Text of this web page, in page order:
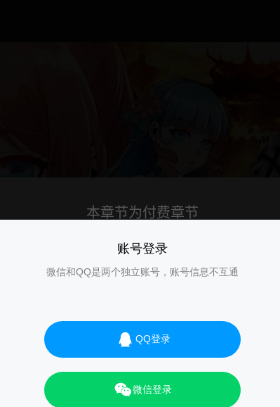
账号登录
微信和QQ是两个独立账号，账号信息不互通
QQ登录
微信登录